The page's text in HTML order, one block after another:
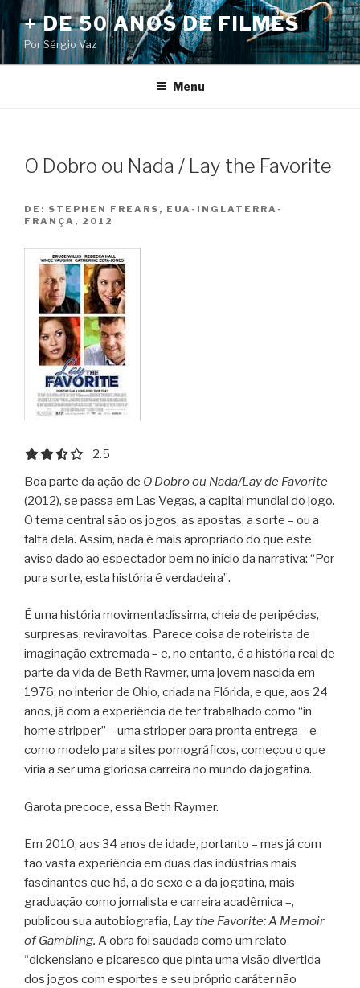
Pular
para
o
conteúdo
+ DE 50 ANOS DE FILMES
Por Sérgio Vaz
Menu
O Dobro ou Nada / Lay the Favorite
DE: STEPHEN FREARS, EUA-INGLATERRA-
FRANÇA, 2012
2.5 out of 5.0 stars
2.5
Boa parte da ação de O Dobro ou Nada/Lay de Favorite
(2012), se passa em Las Vegas, a capital mundial do jogo.
O tema central são os jogos, as apostas, a sorte – ou a
falta dela. Assim, nada é mais apropriado do que este
aviso dado ao espectador bem no início da narrativa: “Por
pura sorte, esta história é verdadeira”.
É uma história movimentadíssima, cheia de peripécias,
surpresas, reviravoltas. Parece coisa de roteirista de
imaginação extremada – e, no entanto, é a história real de
parte da vida de Beth Raymer, uma jovem nascida em
1976, no interior de Ohio, criada na Flórida, e que, aos 24
anos, já com a experiência de ter trabalhado como “in
home stripper” – uma stripper para pronta entrega – e
como modelo para sites pornográficos, começou o que
viria a ser uma gloriosa carreira no mundo da jogatina.
Garota precoce, essa Beth Raymer.
Em 2010, aos 34 anos de idade, portanto – mas já com
tão vasta experiência em duas das indústrias mais
fascinantes que há, a do sexo e a da jogatina, mais
graduação como jornalista e carreira acadêmica –,
publicou sua autobiografia, Lay the Favorite: A Memoir
of Gambling. A obra foi saudada como um relato
“dickensiano e picaresco que pinta uma visão divertida
dos jogos com esportes e seu próprio caráter não